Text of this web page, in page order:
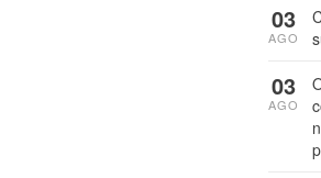
03
AGO
03
AGO